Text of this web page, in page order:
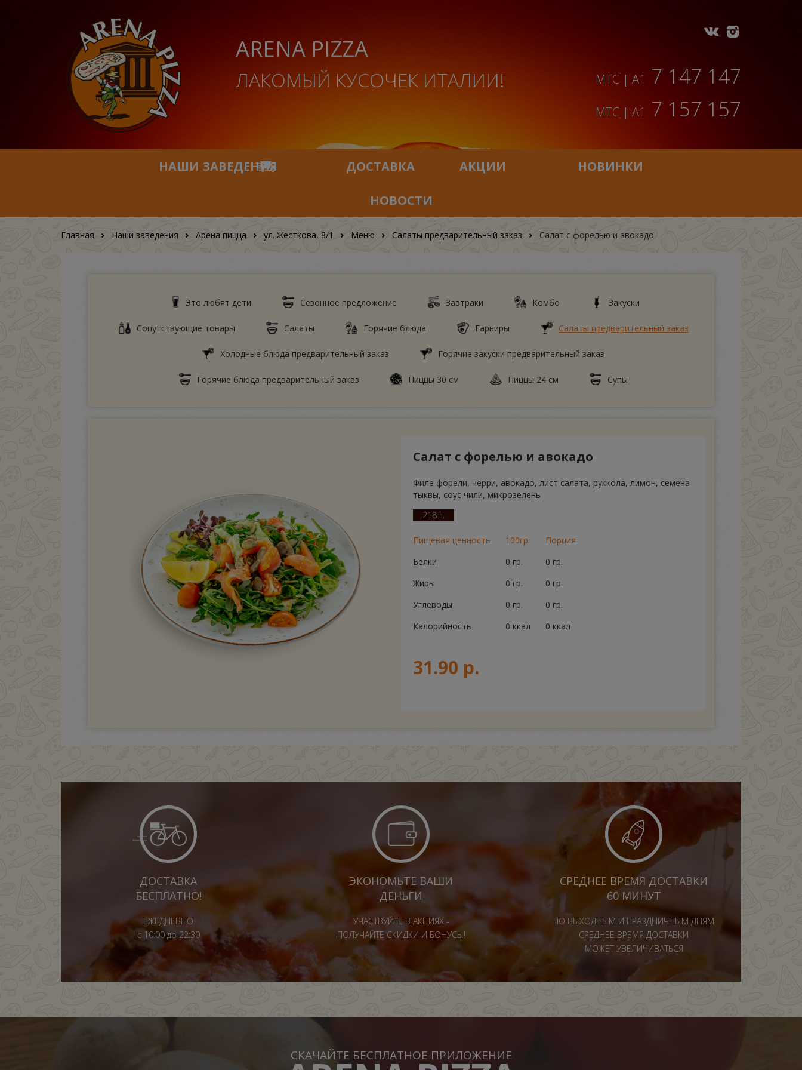
ARENA PIZZA
ЛАКОМЫЙ КУСОЧЕК ИТАЛИИ! МТС | A1 7 147 147
МТС | A1 7 157 157
НАШИ ЗАВЕДЕНИЯ ДОСТАВКА АКЦИИ НОВИНКИ
НОВОСТИ
Главная Наши заведения Арена пицца ул. Жесткова, 8/1 Меню Салаты предварительный заказ Салат с форелью и авокадо
Это любят дети Сезонное предложение Завтраки Комбо Закуски
Сопутствующие товары Салаты Горячие блюда Гарниры Салаты предварительный заказ
Холодные блюда предварительный заказ Горячие закуски предварительный заказ
Горячие блюда предварительный заказ Пиццы 30 см Пиццы 24 см Супы
Салат с форелью и авокадо
Филе форели, черри, авокадо, лист салата, руккола, лимон, семена
тыквы, соус чили, микрозелень
218 г.
Пищевая ценность 100гр.
Порция
Белки
0 гр.
0 гр.
Жиры
0 гр.
0 гр.
Углеводы
0 гр.
0 гр.
Калорийность
0 ккал 0 ккал
31.90 р.
ДОСТАВКА
БЕСПЛАТНО!
ЕЖЕДНЕВНО
с 10:00 до 22:30
ЭКОНОМЬТЕ ВАШИ
ДЕНЬГИ
УЧАСТВУЙТЕ В АКЦИЯХ -
ПОЛУЧАЙТЕ СКИДКИ И БОНУСЫ!
СРЕДНЕЕ ВРЕМЯ ДОСТАВКИ
60 МИНУТ
ПО ВЫХОДНЫМ И ПРАЗДНИЧНЫМ ДНЯМ
СРЕДНЕЕ ВРЕМЯ ДОСТАВКИ
МОЖЕТ УВЕЛИЧИВАТЬСЯ
СКАЧАЙТЕ БЕСПЛАТНОЕ ПРИЛОЖЕНИЕ